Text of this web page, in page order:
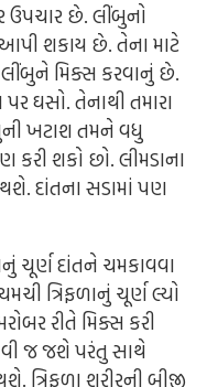
ઉપચાર છે. લીંબુનો
શકાય છે. તેના માટે
મિક્સ કરવાનું છે.
ઘસો. તેનાથી તમારા
ખટાશ તમને વધુ
કરી શકો છો. લીમડાના
દાંતના સડામાં પણ
ચૂર્ણ દાંતને ચમકાવવા
ત્રિફળાનું ચૂર્ણ લ્યો
રીતે મિક્સ કરી
જ જશે પરંતુ સાથે
ત્રિફળા શરીરની બીજી